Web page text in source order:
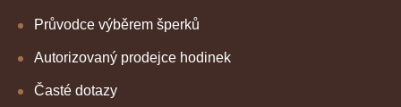
Průvodce výběrem šperků
Autorizovaný prodejce hodinek
Časté dotazy